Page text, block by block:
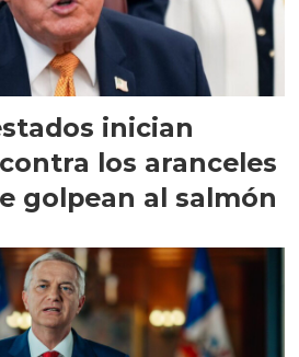
inician
los aranceles
golpean al salmón